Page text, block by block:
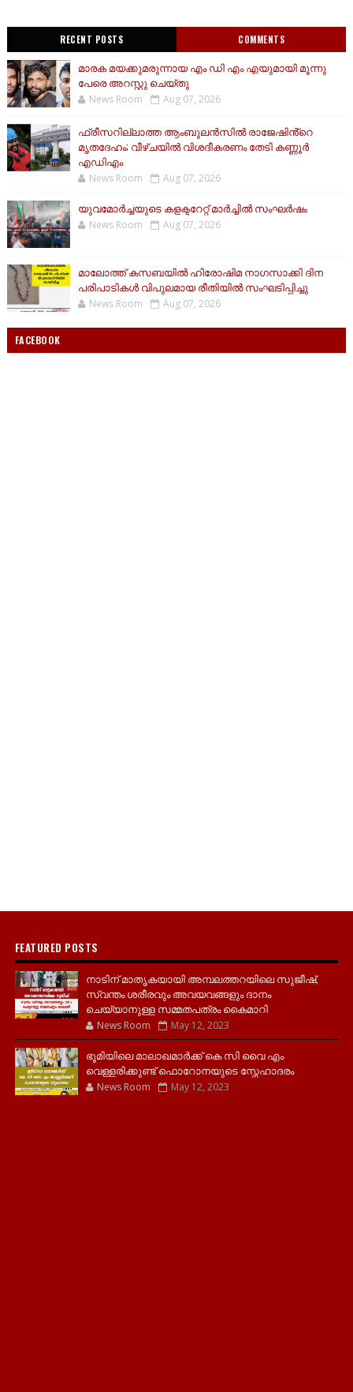
RECENT POSTS COMMENTS
മാരക മയക്കുമരുന്നായ എം ഡി എം എയുമായി മൂന്നു
പേരെ അറസ്റ്റു ചെയ്തു
News Room Aug 07, 2026
ഫ്രീസറില്ലാത്ത ആംബുലൻസിൽ രാജേഷിൻ്റെ
മൃതദേഹം; വീഴ്ചയിൽ വിശദീകരണം തേടി കണ്ണൂർ
എഡിഎം
News Room Aug 07, 2026
യുവമോര്‍ച്ചയുടെ കളക്ടറേറ്റ് മാര്‍ച്ചില്‍ സംഘര്‍ഷം
News Room Aug 07, 2026
മാലോത്ത് കസബയിൽ ഹിരോഷിമ നാഗസാക്കി ദിന
പരിപാടികൾ വിപുലമായ രീതിയിൽ സംഘടിപ്പിച്ചു
News Room Aug 07, 2026
FACEBOOK
FEATURED POSTS
നാടിന് മാതൃകയായി അമ്പലത്തറയിലെ സുജീഷ്,
സ്വന്തം ശരീരവും അവയവങ്ങളും ദാനം
ചെയ്യാനുള്ള സമ്മതപത്രം കൈമാറി
News Room May 12, 2023
ഭൂമിയിലെ മാലാഖമാർക്ക് കെ സി വൈ എം
വെള്ളരിക്കുണ്ട് ഫൊറോനയുടെ സ്നേഹാദരം
News Room May 12, 2023